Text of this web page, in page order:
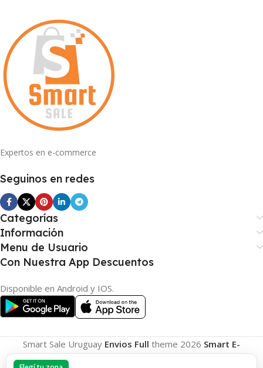
Expertos en e-commerce
Seguinos en redes
Categorías
Información
Menu de Usuario
Con Nuestra App Descuentos
Disponible en Android y IOS.
Smart Sale Uruguay Envios Full theme 2026 Smart E-